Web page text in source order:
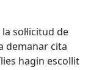
sol·licitud de
demanar cita
hagin escollit